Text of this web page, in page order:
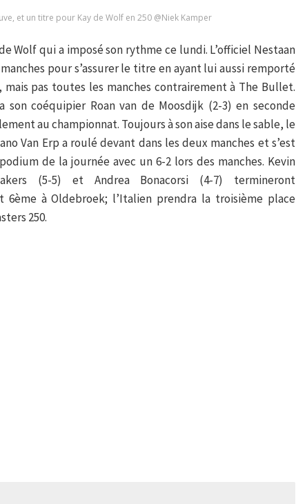
et un titre pour Kay de Wolf en 250 @Niek Kamper
Wolf qui a imposé son rythme ce lundi. L’officiel Nestaan
pour s’assurer le titre en ayant lui aussi remporté
pas toutes les manches contrairement à The Bullet.
son coéquipier Roan van de Moosdijk (2-3) en seconde
au championnat. Toujours à son aise dans le sable, le
Van Erp a roulé devant dans les deux manches et s’est
de la journée avec un 6-2 lors des manches. Kevin
(5-5) et Andrea Bonacorsi (4-7) termineront
6ème à Oldebroek; l’Italien prendra la troisième place
250.